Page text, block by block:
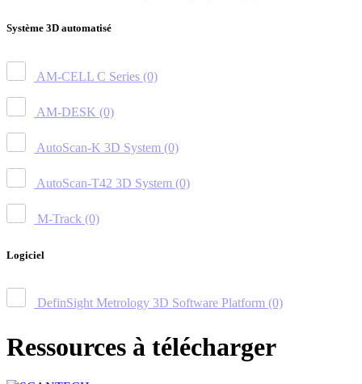
Système 3D automatisé
AM-CELL C Series (0)
AM-DESK (0)
AutoScan-K 3D System (0)
AutoScan-T42 3D System (0)
M-Track (0)
Logiciel
DefinSight Metrology 3D Software Platform (0)
Ressources à télécharger